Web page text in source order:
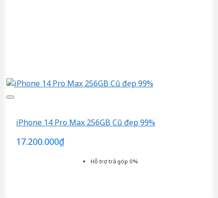
Hỗ trợ trả góp 0%
iPhone 14 Pro Max 256GB Cũ đẹp 99%
17.200.000₫